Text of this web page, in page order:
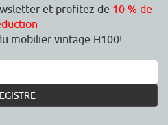
et profitez de 10 % de
mobilier vintage H100!